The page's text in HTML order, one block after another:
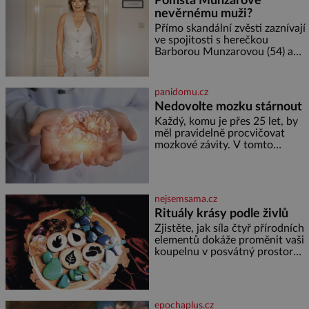
zdát bezvýznamná. Teprve když
se spojí s dalšími desítkami tisíc
příslušnic svého včelstva,
vznikne jeden z
nejdokonalejších organismů
nevěrnému muži?
Přímo skandální zvěsti zaznívají
ve spojitosti s herečkou
Barborou Munzarovou (54) a
viděna s jakýmsi sympaťákem, s
nímž se velmi družně, až d
panidomu.cz
Nedovolte mozku stárnout
Každý, komu je přes 25 let, by
měl pravidelně procvičovat
mozkové závity. V tomto
marně v paměti lovíte název
knížky, kterou jste nedávno
přečetli. Je to opravdu tak, s
věkem jako kdyby se paměť
rozhodla stávkovat. Cvičte
nejsemsama.cz
Rituály krásy podle živlů
Zjistěte, jak síla čtyř přírodních
elementů dokáže proměnit vaši
koupelnu v posvátný prostor
hvězdami? Každá z nás v sobě
epochaplus.cz